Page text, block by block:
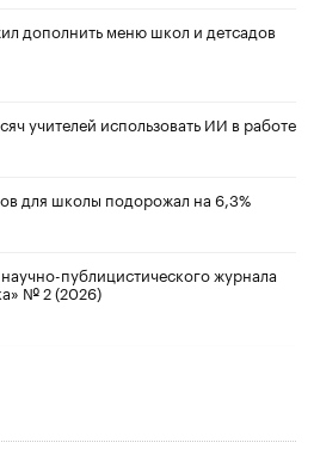
дополнить меню школ и детсадов
учителей использовать ИИ в работе
для школы подорожал на 6,3%
публицистического журнала
№ 2 (2026)